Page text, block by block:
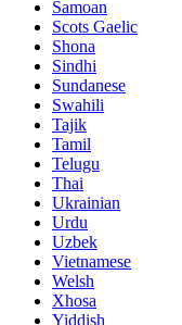
Samoan
Scots Gaelic
Shona
Sindhi
Sundanese
Swahili
Tajik
Tamil
Telugu
Thai
Ukrainian
Urdu
Uzbek
Vietnamese
Welsh
Xhosa
Yiddish